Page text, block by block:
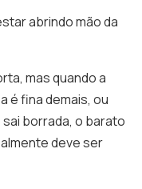
abrindo mão da
mas quando a
é fina demais, ou
borrada, o barato
deve ser